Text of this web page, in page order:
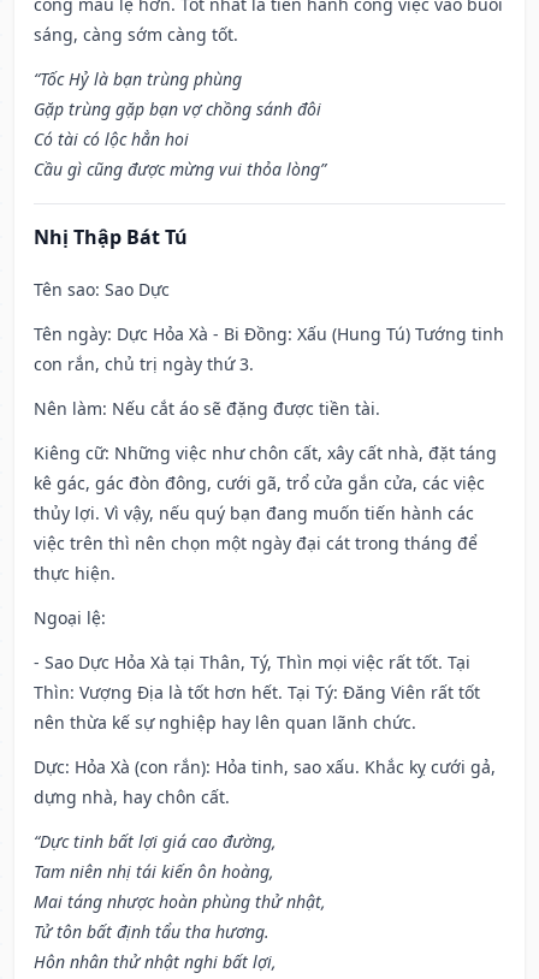
sáng, càng sớm càng tốt.
“Tốc Hỷ là bạn trùng phùng
Gặp trùng gặp bạn vợ chồng sánh đôi
Có tài có lộc hẳn hoi
Cầu gì cũng được mừng vui thỏa lòng”
Nhị Thập Bát Tú
Tên sao: Sao Dực
Tên ngày: Dực Hỏa Xà - Bi Đồng: Xấu (Hung Tú) Tướng tinh
con rắn, chủ trị ngày thứ 3.
Nên làm: Nếu cắt áo sẽ đặng được tiền tài.
Kiêng cữ: Những việc như chôn cất, xây cất nhà, đặt táng
kê gác, gác đòn đông, cưới gã, trổ cửa gắn cửa, các việc
thủy lợi. Vì vậy, nếu quý bạn đang muốn tiến hành các
việc trên thì nên chọn một ngày đại cát trong tháng để
thực hiện.
Ngoại lệ:
- Sao Dực Hỏa Xà tại Thân, Tý, Thìn mọi việc rất tốt. Tại
Thìn: Vượng Địa là tốt hơn hết. Tại Tý: Đăng Viên rất tốt
nên thừa kế sự nghiệp hay lên quan lãnh chức.
Dực: Hỏa Xà (con rắn): Hỏa tinh, sao xấu. Khắc kỵ cưới gả,
dựng nhà, hay chôn cất.
“Dực tinh bất lợi giá cao đường,
Tam niên nhị tái kiến ôn hoàng,
Mai táng nhược hoàn phùng thử nhật,
Tử tôn bất định tẩu tha hương.
Hôn nhân thử nhật nghi bất lợi,